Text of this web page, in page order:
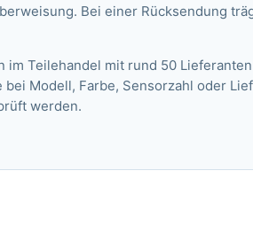
Bei einer Rücksendung
im Teilehandel mit rund 50
bei Modell, Farbe, Sensorzahl oder
werden.